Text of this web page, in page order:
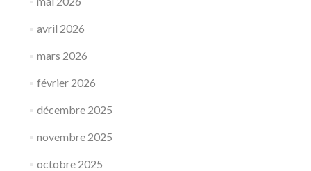
avril 2026
mars 2026
février 2026
décembre 2025
novembre 2025
octobre 2025